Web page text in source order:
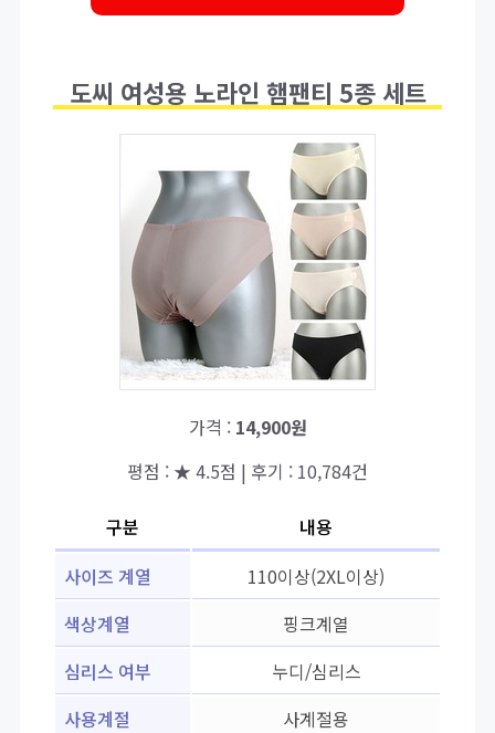
도씨 여성용 노라인 햄팬티 5종 세트
가격 : 14,900원
평점 : ★ 4.5점 | 후기 : 10,784건
구분
내용
사이즈 계열
110이상(2XL이상)
색상계열
핑크계열
심리스 여부
누디/심리스
사용계절
사계절용